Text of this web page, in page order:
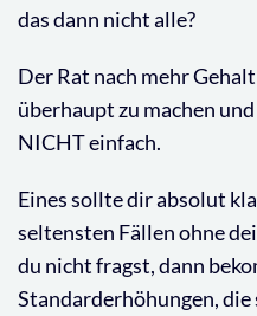
das dann nicht alle?
Der Rat nach mehr
überhaupt zu machen
NICHT einfach.
Eines sollte dir absolut
seltensten Fällen ohne
du nicht fragst, dann
Standarderhöhungen,